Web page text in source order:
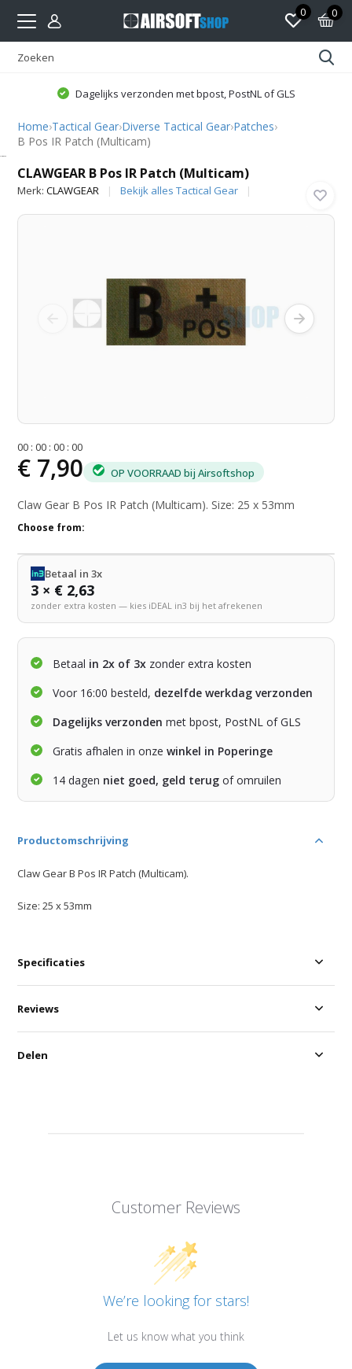
0 0
Dagelijks verzonden met bpost, PostNL of GLS
Home›Tactical Gear›Diverse Tactical Gear›Patches›
B Pos IR Patch (Multicam)
CLAWGEAR B Pos IR Patch (Multicam)
Merk:CLAWGEAR Bekijk alles Tactical Gear
00 :00 :00 :00
€ 7,90 OP VOORRAAD bij Airsoftshop
Claw Gear B Pos IR Patch (Multicam). Size: 25 x 53mm
Choose from:
Betaal in 3x
3 × € 2,63
zonder extra kosten — kies iDEAL in3 bij het afrekenen
Betaal in 2x of 3x zonder extra kosten
Voor 16:00 besteld, dezelfde werkdag verzonden
Dagelijks verzonden met bpost, PostNL of GLS
Gratis afhalen in onzewinkel in Poperinge
14 dagen niet goed, geld terug of omruilen
Productomschrijving
Claw Gear B Pos IR Patch (Multicam).
Size: 25 x 53mm
Specificaties
Customer Reviews
We’re looking for stars!
Let us know what you think
Reviews
Delen